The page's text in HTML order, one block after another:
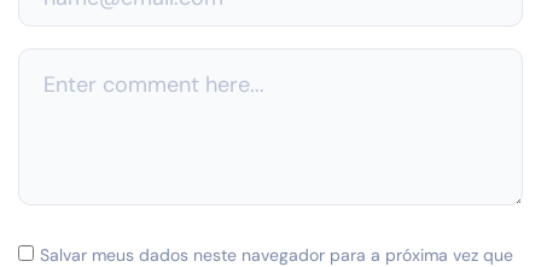
Salvar meus dados neste navegador para a próxima vez que